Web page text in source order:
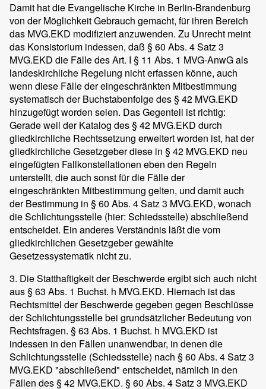
Damit hat die Evangelische Kirche in Berlin-Brandenburg
von der Möglichkeit Gebrauch gemacht, für ihren Bereich
das MVG.EKD modifiziert anzuwenden. Zu Unrecht meint
das Konsistorium indessen, daß § 60 Abs. 4 Satz 3
MVG.EKD die Fälle des Art. I § 11 Abs. 1 MVG-AnwG als
landeskirchliche Regelung nicht erfassen könne, auch
wenn diese Fälle der eingeschränkten Mitbestimmung
systematisch der Buchstabenfolge des § 42 MVG.EKD
hinzugefügt worden seien. Das Gegenteil ist richtig:
Gerade weil der Katalog des § 42 MVG.EKD durch
gliedkirchliche Rechtssetzung erweitert worden ist, hat der
gliedkirchliche Gesetzgeber diese in § 42 MVG.EKD neu
eingefügten Fallkonstellationen eben den Regeln
unterstellt, die auch sonst für die Fälle der
eingeschränkten Mitbestimmung gelten, und damit auch
der Bestimmung in § 60 Abs. 4 Satz 3 MVG.EKD, wonach
die Schlichtungsstelle (hier: Schiedsstelle) abschließend
entscheidet. Ein anderes Verständnis läßt die vom
gliedkirchlichen Gesetzgeber gewählte
Gesetzessystematik nicht zu.
3. Die Statthaftigkeit der Beschwerde ergibt sich auch nicht
aus § 63 Abs. 1 Buchst. h MVG.EKD. Hiernach ist das
Rechtsmittel der Beschwerde gegeben gegen Beschlüsse
der Schlichtungsstelle bei grundsätzlicher Bedeutung von
Rechtsfragen. § 63 Abs. 1 Buchst. h MVG.EKD ist
indessen in den Fällen unanwendbar, in denen die
Schlichtungsstelle (Schiedsstelle) nach § 60 Abs. 4 Satz 3
MVG.EKD "abschließend" entscheidet, nämlich in den
Fällen des § 42 MVG.EKD. § 60 Abs. 4 Satz 3 MVG.EKD